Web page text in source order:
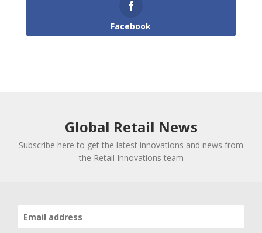
Facebook
Global Retail News
Subscribe here to get the latest innovations and news from
the Retail Innovations team